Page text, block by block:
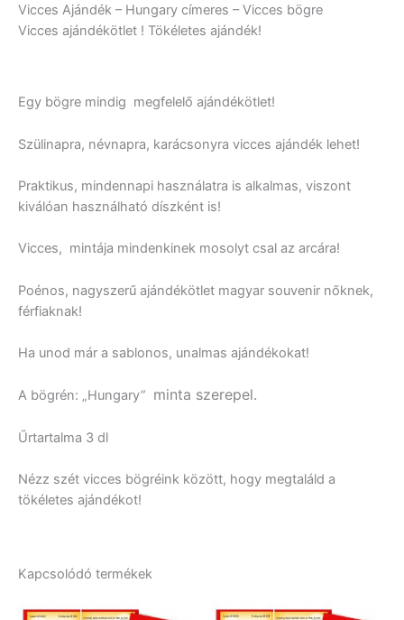
Vicces Ajándék – Hungary címeres – Vicces bögre
Vicces ajándékötlet ! Tökéletes ajándék!
Egy bögre mindig megfelelő ajándékötlet!
Szülinapra, névnapra, karácsonyra vicces ajándék lehet!
Praktikus, mindennapi használatra is alkalmas, viszont
kiválóan használható díszként is!
Vicces, mintája mindenkinek mosolyt csal az arcára!
Poénos, nagyszerű ajándékötlet magyar souvenir nőknek,
férfiaknak!
Ha unod már a sablonos, unalmas ajándékokat!
A bögrén: „Hungary” minta szerepel.
Űrtartalma 3 dl
Nézz szét vicces bögréink között, hogy megtaláld a
tökéletes ajándékot!
Kapcsolódó termékek